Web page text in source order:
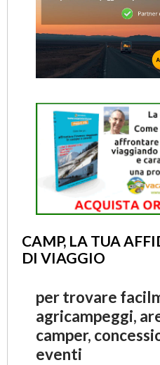
CAMP, LA TUA
DI VIAGGIO
per trovare
agricampeggi,
camper,
eventi